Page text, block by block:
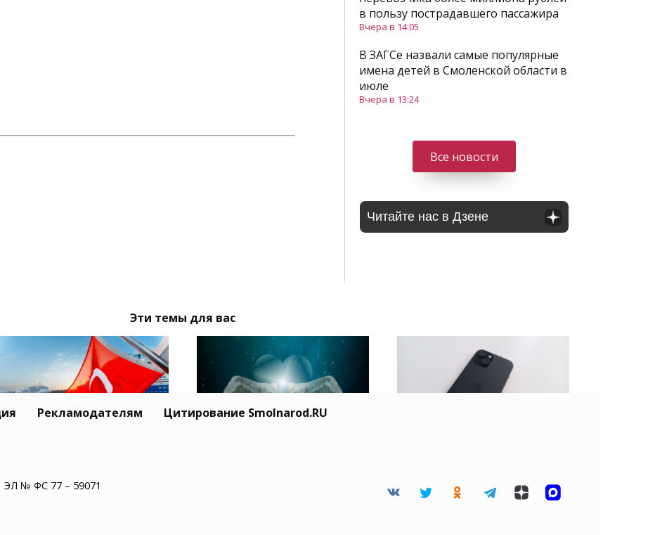
в пользу пострадавшего пассажира
Вчера в 14:05
В ЗАГСе назвали самые популярные
имена детей в Смоленской области в
июле
Вчера в 13:24
Все новости
Читайте нас в Дзене
Эти темы для вас
Киев обеспечить
защитную пленку на
разбитый экран
Рекламодателям Цитирование Smolnarod.RU
ЭЛ № ФС 77 – 59071